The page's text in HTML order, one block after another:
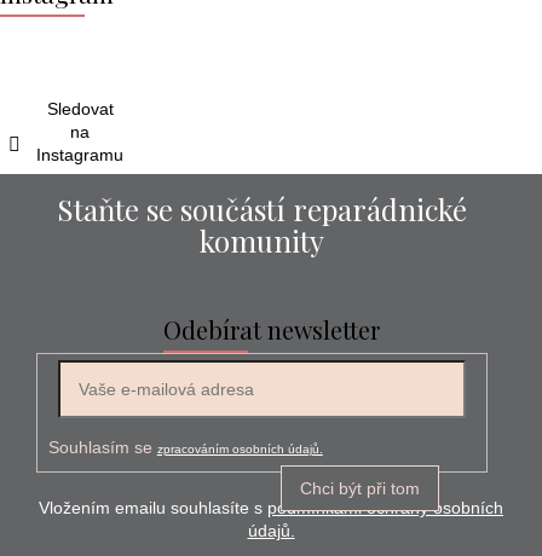
p
Sledovat
na
Instagramu
Staňte se součástí reparádnické
komunity
Odebírat newsletter
Souhlasím se zpracováním osobních údajů.
Chci být při tom
Vložením emailu souhlasíte s podmínkami ochrany osobních
údajů.